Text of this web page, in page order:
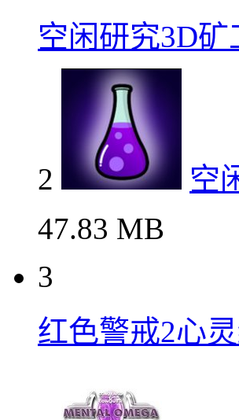
空闲研究3D
2
空
47.83 MB
3
红色警戒2心